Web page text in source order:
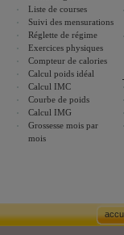
Liste de courses
Suivi des mensurations
Réglette de régime
Exercices physiques
Compteur de calories
Calcul poids idéal
Calcul IMC
Courbe de poids
Calcul IMG
Grossesse mois par
mois